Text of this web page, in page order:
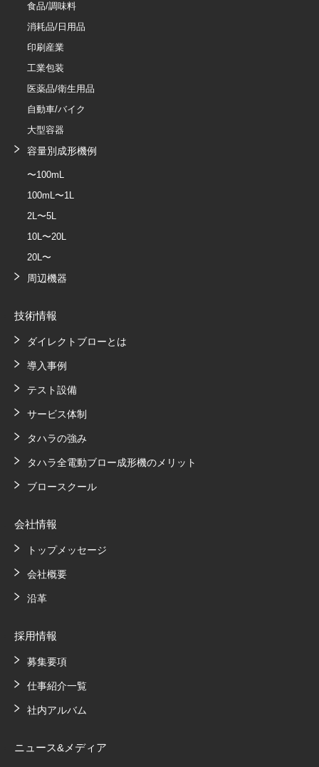
食品/調味料
消耗品/日用品
印刷産業
工業包装
医薬品/衛生用品
自動車/バイク
大型容器
容量別成形機例
〜100mL
100mL〜1L
2L〜5L
10L〜20L
20L〜
周辺機器
技術情報
ダイレクトブローとは
導入事例
テスト設備
サービス体制
タハラの強み
タハラ全電動ブロー成形機のメリット
ブロースクール
会社情報
トップメッセージ
会社概要
沿革
採用情報
募集要項
仕事紹介一覧
社内アルバム
ニュース&メディア